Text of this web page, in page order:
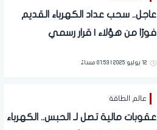
عاجل.. سحب عداد الكهرباء القديم
فورًا من هؤلاء | قرار رسمي
12 يوليو 2025 | 01:53 مساءً
عالم الطاقة
عقوبات مالية تصل لـ الحبس.. الكهرباء